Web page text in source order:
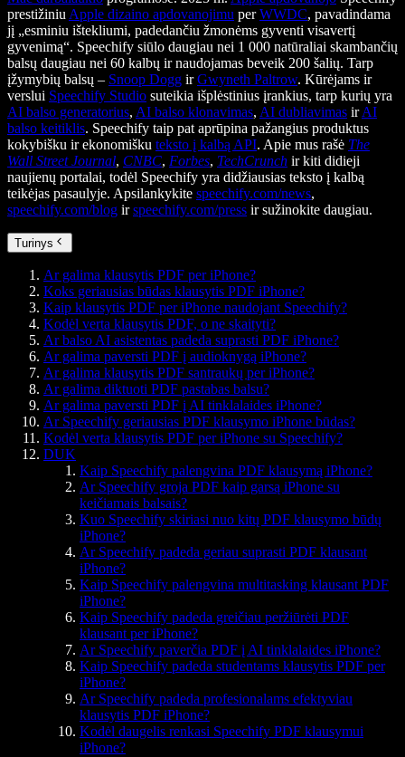
prestižiniu Apple dizaino apdovanojimu perWWDC, pavadindama
jį „esminiu ištekliumi, padedančiu žmonėms gyventi visavertį
gyvenimą“. Speechify siūlo daugiau nei 1 000 natūraliai skambančių
balsų daugiau nei 60 kalbų ir naudojamas beveik 200 šalių. Tarp
įžymybių balsų – Snoop Dogg irGwyneth Paltrow. Kūrėjams ir
verslui Speechify Studio suteikia išplėstinius įrankius, tarp kurių yra
AI balso generatorius, AI balso klonavimas, AI dubliavimas irAI
balso keitiklis. Speechify taip pat aprūpina pažangius produktus
kokybišku ir ekonomišku teksto į kalbą API. Apie mus rašė The
Wall Street Journal, CNBC, Forbes, TechCrunch ir kiti didieji
naujienų portalai, todėl Speechify yra didžiausias teksto į kalbą
teikėjas pasaulyje. Apsilankykite speechify.com/news,
speechify.com/blog irspeechify.com/press ir sužinokite daugiau.
Turinys
Ar galima klausytis PDF per iPhone?
Koks geriausias būdas klausytis PDF iPhone?
Kaip klausytis PDF per iPhone naudojant Speechify?
Kodėl verta klausytis PDF, o ne skaityti?
Ar balso AI asistentas padeda suprasti PDF iPhone?
Ar galima paversti PDF į audioknygą iPhone?
Ar galima klausytis PDF santraukų per iPhone?
Ar galima diktuoti PDF pastabas balsu?
Ar galima paversti PDF į AI tinklalaides iPhone?
Ar Speechify geriausias PDF klausymo iPhone būdas?
Kodėl verta klausytis PDF per iPhone su Speechify?
DUK
Kaip Speechify palengvina PDF klausymą iPhone?
Ar Speechify groja PDF kaip garsą iPhone su
keičiamais balsais?
Kuo Speechify skiriasi nuo kitų PDF klausymo būdų
iPhone?
Ar Speechify padeda geriau suprasti PDF klausant
iPhone?
Kaip Speechify palengvina multitasking klausant PDF
iPhone?
Kaip Speechify padeda greičiau peržiūrėti PDF
klausant per iPhone?
Ar Speechify paverčia PDF į AI tinklalaides iPhone?
Kaip Speechify padeda studentams klausytis PDF per
iPhone?
Ar Speechify padeda profesionalams efektyviau
klausytis PDF iPhone?
Kodėl daugelis renkasi Speechify PDF klausymui
iPhone?